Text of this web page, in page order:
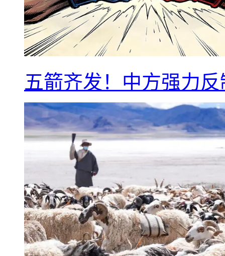
五箭齐发！中方强力